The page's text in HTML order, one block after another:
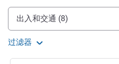
抵达和交通
出入和交通 (8)
过滤器